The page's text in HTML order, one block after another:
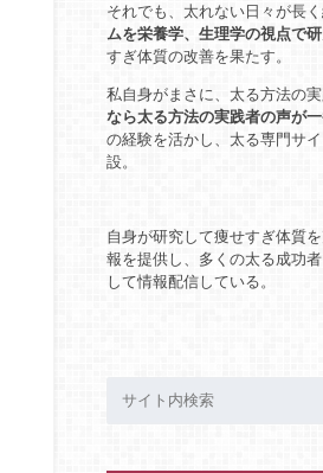
それでも、太れない日々が長く
ムを栄養学、生理学の視点で
すぎ体質の改善を果たす。
私自身がまさに、太る方法の
なら太る方法の実践者の声が
の経験を活かし、太る専門サ
設。
自身が研究して痩せすぎ体質
報を提供し、多くの太る成功
して情報配信している。